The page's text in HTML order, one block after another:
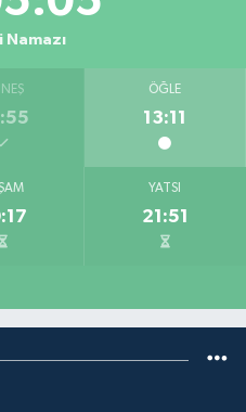
Namazı
ÖĞLE
13:11
YATSI
21:51